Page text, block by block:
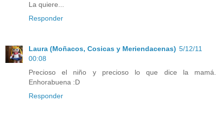
La quiere...
Responder
Laura (Moñacos, Cosicas y Meriendacenas) 5/12/11
00:08
Precioso el niño y precioso lo que dice la mamá.
Enhorabuena :D
Responder